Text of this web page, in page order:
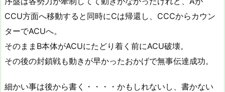
CCU方面へ移動すると同時にCは帰還し、CCCからカウン
ターでACUへ。
そのままB本体がACUにたどり着く前にACU破壊。
その後の封鎖戦も動きが早かったおかげで無事伝達成功。
細かい事は後から書く・・・・かもしれないし、書かない